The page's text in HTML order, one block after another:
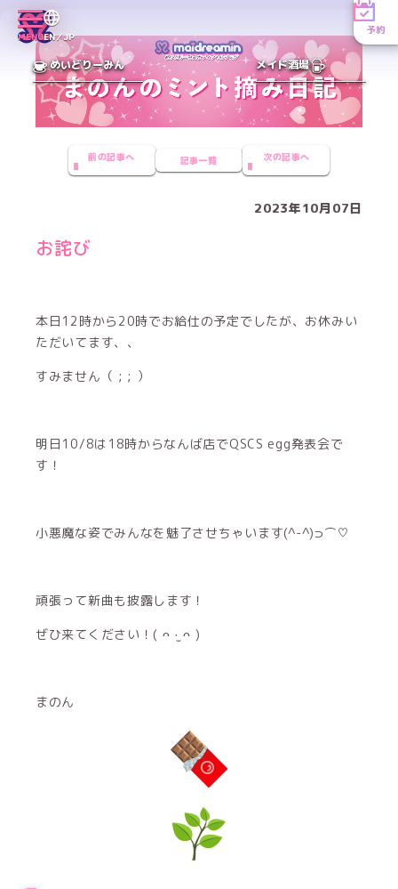
MENUEN／JP
予約
めいどりーみん メイド酒場
前の記事へ 記事一覧 次の記事へ
2023年10月07日
お詫び
本日12時から20時でお給仕の予定でしたが、お休みい
ただいてます、、
すみません（ ; ; ）
明日10/8は18時からなんば店でQSCS egg発表会で
す！
小悪魔な姿でみんなを魅了させちゃいます(^-^)⊃⌒♡
頑張って新曲も披露します！
ぜひ来てください！( ᴖ ·̫ ᴖ )
まのん